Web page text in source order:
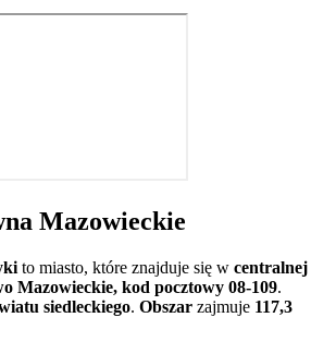
Mazowieckie
to miasto, które znajduje się w centralnej
Mazowieckie, kod pocztowy 08-109.
siedleckiego. Obszar zajmuje 117,3